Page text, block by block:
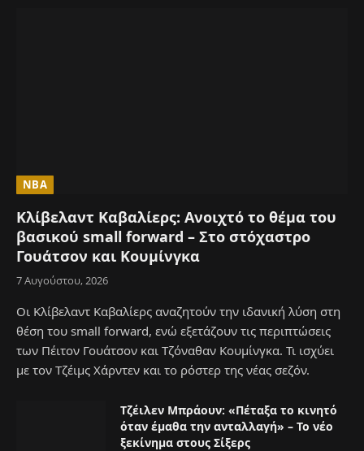
NBA
Κλίβελαντ Καβαλίερς: Ανοιχτό το θέμα του
βασικού small forward – Στο στόχαστρο
Γουάτσον και Κουμίνγκα
7 Αυγούστου, 2026
Οι Κλίβελαντ Καβαλίερς αναζητούν την ιδανική λύση στη
θέση του small forward, ενώ εξετάζουν τις περιπτώσεις
των Πέιτον Γουάτσον και Τζόναθαν Κουμίνγκα. Τι ισχύει
με τον Τζέιμς Χάρντεν και το ρόστερ της νέας σεζόν.
Τζέιλεν Μπράουν: «Πέταξα το κινητό
όταν έμαθα την ανταλλαγή» – Το νέο
ξεκίνημα στους Σίξερς